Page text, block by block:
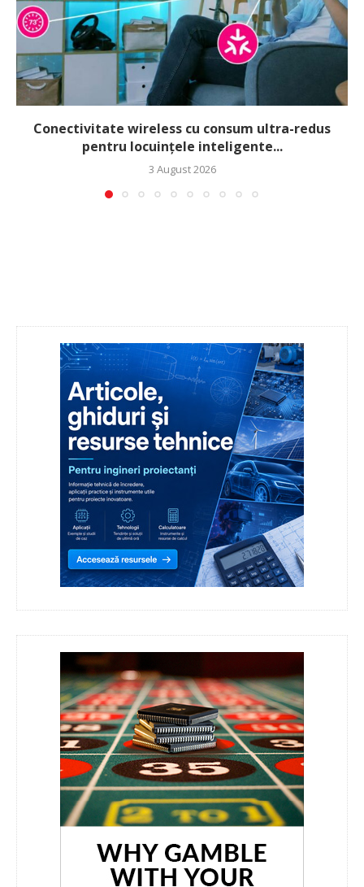
Conectivitate wireless cu consum ultra-redus
pentru locuințele inteligente...
3 August 2026